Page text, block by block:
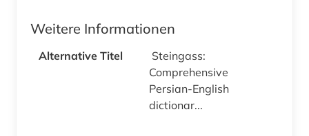
Weitere Informationen
Alternative Titel
Steingass:
Comprehensive
Persian-English
dictionar...